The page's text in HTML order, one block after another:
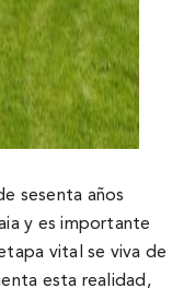
sesenta años
y es importante
vital se viva de
esta realidad,